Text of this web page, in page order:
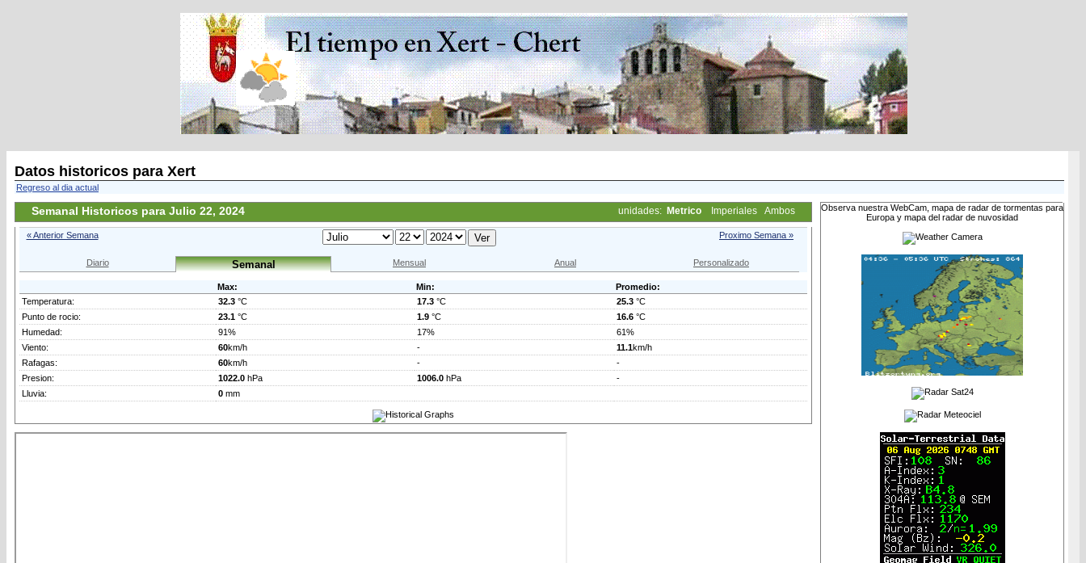
Datos historicos para Xert
Regreso al dia actual
Semanal Historicos para Julio 22, 2024 unidades: Metrico Imperiales Ambos
« Anterior Semana Proximo Semana »
Diario Semanal Mensual Anual Personalizado
Max: Min:
Promedio:
Temperatura:
32.3 °C 17.3 °C 25.3 °C
Punto de rocio:
23.1 °C 1.9 °C 16.6 °C
Humedad:
91% 17%
61%
Viento:
60km/h - 11.1km/h
Rafagas:
60km/h -
-
Presion:
1022.0 hPa 1006.0 hPa
-
Lluvia:
0 mm
Observa nuestra WebCam, mapa de radar de tormentas para
Europa y mapa del radar de nuvosidad